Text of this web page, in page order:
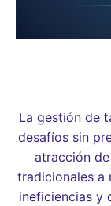
La gestión de
desafíos sin
atracción
tradicionales a
ineficiencias y